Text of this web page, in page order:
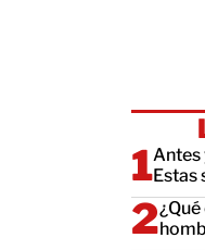
Antes
Estas